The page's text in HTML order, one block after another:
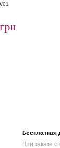
01
Бесплатная
При заказе